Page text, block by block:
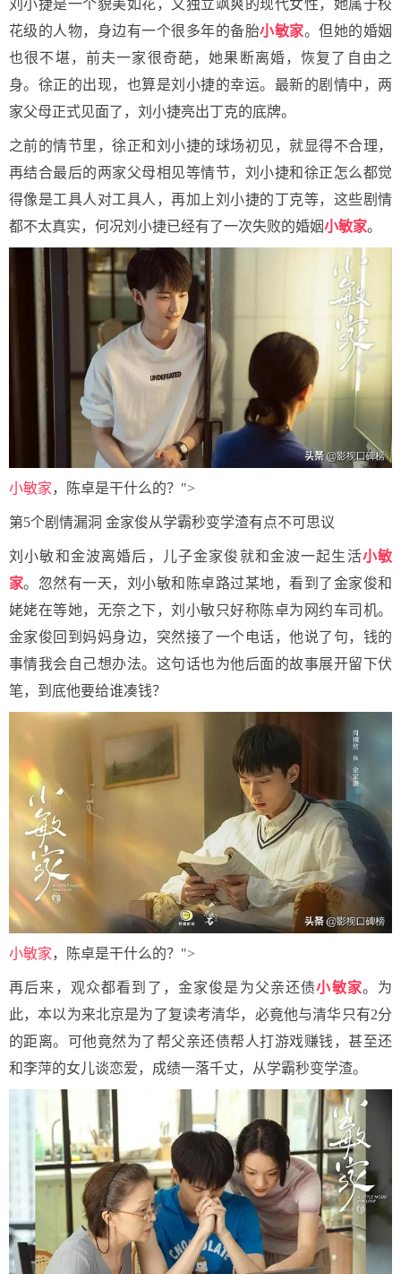
刘小捷是一个貌美如花，又独立飒爽的现代女性，她属于校
花级的人物，身边有一个很多年的备胎小敏家。但她的婚姻
也很不堪，前夫一家很奇葩，她果断离婚，恢复了自由之
身。徐正的出现，也算是刘小捷的幸运。最新的剧情中，两
家父母正式见面了，刘小捷亮出丁克的底牌。
之前的情节里，徐正和刘小捷的球场初见，就显得不合理，
再结合最后的两家父母相见等情节，刘小捷和徐正怎么都觉
得像是工具人对工具人，再加上刘小捷的丁克等，这些剧情
都不太真实，何况刘小捷已经有了一次失败的婚姻小敏家。
小敏家，陈卓是干什么的？">
第5个剧情漏洞 金家俊从学霸秒变学渣有点不可思议
刘小敏和金波离婚后，儿子金家俊就和金波一起生活小敏
家。忽然有一天，刘小敏和陈卓路过某地，看到了金家俊和
姥姥在等她，无奈之下，刘小敏只好称陈卓为网约车司机。
金家俊回到妈妈身边，突然接了一个电话，他说了句，钱的
事情我会自己想办法。这句话也为他后面的故事展开留下伏
笔，到底他要给谁凑钱？
小敏家，陈卓是干什么的？">
再后来，观众都看到了，金家俊是为父亲还债小敏家。为
此，本以为来北京是为了复读考清华，必竟他与清华只有2分
的距离。可他竟然为了帮父亲还债帮人打游戏赚钱，甚至还
和李萍的女儿谈恋爱，成绩一落千丈，从学霸秒变学渣。